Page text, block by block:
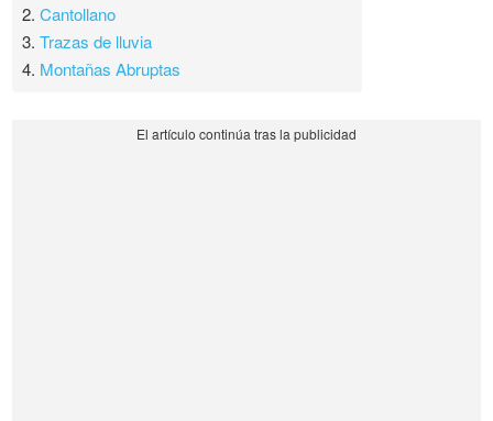
2.Cantollano
3.Trazas de lluvia
4. Montañas Abruptas